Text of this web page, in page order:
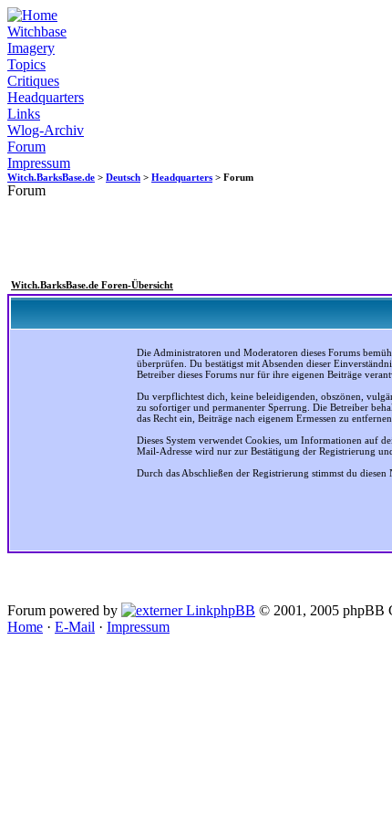
Witchbase
Imagery
Topics
Critiques
Headquarters
Links
Wlog-Archiv
Forum
Impressum
Witch.BarksBase.de > Deutsch > Headquarters > Forum
Forum
Witch.BarksBase.de Foren-Übersicht
Die Administratoren und Moderatoren dieses Forums
überprüfen. Du bestätigst mit Absenden dieser
Betreiber dieses Forums nur für ihre eigenen Beiträge
Du verpflichtest dich, keine beleidigenden, obszönen,
zu sofortiger und permanenter Sperrung. Die Betreiber
das Recht ein, Beiträge nach eigenem Ermessen zu
Dieses System verwendet Cookies, um Informationen auf
Mail-Adresse wird nur zur Bestätigung der Registrierung
Durch das Abschließen der Registrierung stimmst du diesen
Forum powered by phpBB © 2001, 2005 phpBB
Home · E-Mail · Impressum